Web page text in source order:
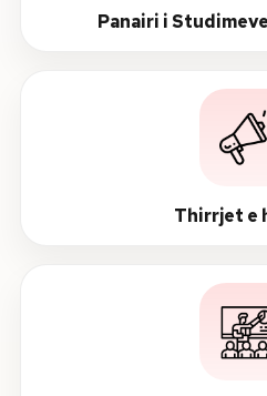
Panairi i
Thirrjet e